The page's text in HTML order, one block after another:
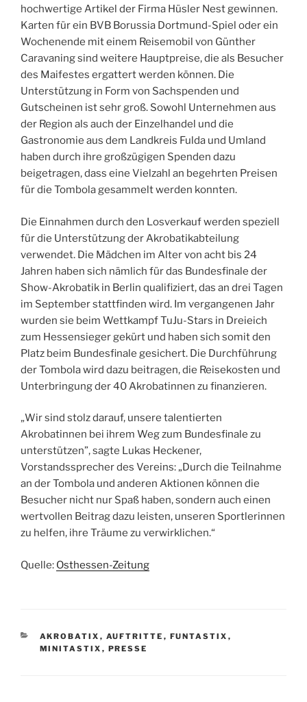
hochwertige Artikel der Firma Hüsler Nest gewinnen.
Karten für ein BVB Borussia Dortmund-Spiel oder ein
Wochenende mit einem Reisemobil von Günther
Caravaning sind weitere Hauptpreise, die als Besucher
des Maifestes ergattert werden können. Die
Unterstützung in Form von Sachspenden und
Gutscheinen ist sehr groß. Sowohl Unternehmen aus
der Region als auch der Einzelhandel und die
Gastronomie aus dem Landkreis Fulda und Umland
haben durch ihre großzügigen Spenden dazu
beigetragen, dass eine Vielzahl an begehrten Preisen
für die Tombola gesammelt werden konnten.
Die Einnahmen durch den Losverkauf werden speziell
für die Unterstützung der Akrobatikabteilung
verwendet. Die Mädchen im Alter von acht bis 24
Jahren haben sich nämlich für das Bundesfinale der
Show-Akrobatik in Berlin qualifiziert, das an drei Tagen
im September stattfinden wird. Im vergangenen Jahr
wurden sie beim Wettkampf TuJu-Stars in Dreieich
zum Hessensieger gekürt und haben sich somit den
Platz beim Bundesfinale gesichert. Die Durchführung
der Tombola wird dazu beitragen, die Reisekosten und
Unterbringung der 40 Akrobatinnen zu finanzieren.
„Wir sind stolz darauf, unsere talentierten
Akrobatinnen bei ihrem Weg zum Bundesfinale zu
unterstützen”, sagte Lukas Heckener,
Vorstandssprecher des Vereins: „Durch die Teilnahme
an der Tombola und anderen Aktionen können die
Besucher nicht nur Spaß haben, sondern auch einen
wertvollen Beitrag dazu leisten, unseren Sportlerinnen
zu helfen, ihre Träume zu verwirklichen.“
Quelle: Osthessen-Zeitung
KATEGORIEN
AKROBATIX , AUFTRITTE , FUNTASTIX ,
MINITASTIX , PRESSE